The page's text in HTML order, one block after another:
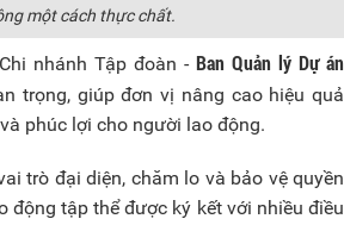
một cách thực chất.
nhánh Tập đoàn - Ban Quản lý Dự án
trọng, giúp đơn vị nâng cao hiệu quả
phúc lợi cho người lao động.
trò đại diện, chăm lo và bảo vệ quyền
tập thể được ký kết với nhiều điều